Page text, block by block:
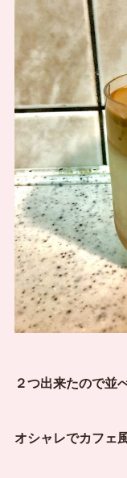
２つ出来たので並
オシャレでカフェ